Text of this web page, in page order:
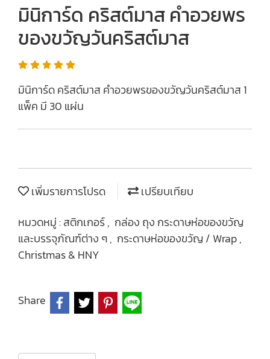
มินิการ์ด คริสต์มาส คำอวยพร
ของขวัญวันคริสต์มาส
มินิการ์ด คริสต์มาส คำอวยพรของขวัญวันคริสต์มาส 1
แพ็ค มี 30 แผ่น
เพิ่มรายการโปรด
เปรียบเทียบ
หมวดหมู่ :สติกเกอร์, กล่อง ถุง กระดาษห่อของขวัญ
และบรรจุภัณฑ์ต่าง ๆ, กระดาษห่อของขวัญ / Wrap,
Christmas & HNY
Share